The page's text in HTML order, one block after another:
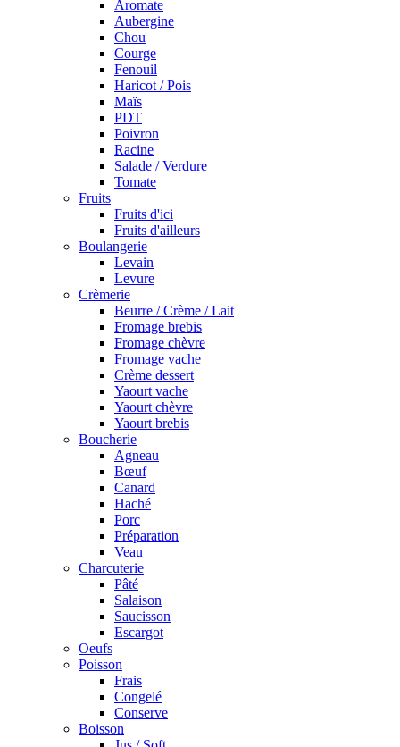
Aromate
Aubergine
Chou
Courge
Fenouil
Haricot / Pois
Maïs
PDT
Poivron
Racine
Salade / Verdure
Tomate
Fruits
Fruits d'ici
Fruits d'ailleurs
Boulangerie
Levain
Levure
Crèmerie
Beurre / Crème / Lait
Fromage brebis
Fromage chèvre
Fromage vache
Crème dessert
Yaourt vache
Yaourt chèvre
Yaourt brebis
Boucherie
Agneau
Bœuf
Canard
Haché
Porc
Préparation
Veau
Charcuterie
Pâté
Salaison
Saucisson
Escargot
Oeufs
Poisson
Frais
Congelé
Conserve
Boisson